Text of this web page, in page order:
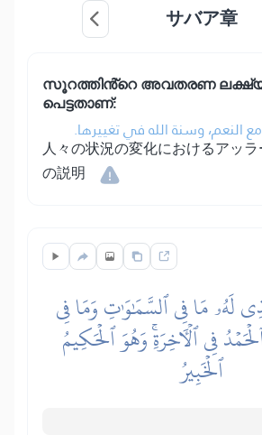
サバア章
സൂറത്തിൻ്റെ അവതരണ
പെട്ടതാണ്:
النعم، وسنة الله في تغييرها.
人々の状況の変化におけるアッ
の説明
لَهُۥ مَا فِي ٱلسَّمَٰوَٰتِ وَمَا فِي
فِي ٱلۡأٓخِرَةِۚ وَهُوَ ٱلۡحَكِيمُ
ٱلۡخَبِيرُ